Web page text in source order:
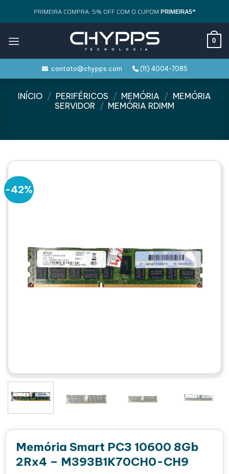
PRIMEIRA COMPRA: 5% OFF COM O CUPOM PRIMEIRA5*
0
contato@chypps.com (11) 4004-7085
INÍCIO / PERIFÉRICOS / MEMÓRIA / MEMÓRIA
SERVIDOR / MEMÓRIA RDIMM
-42%
Memória Smart PC3 10600 8Gb
2Rx4 – M393B1K70CH0-CH9